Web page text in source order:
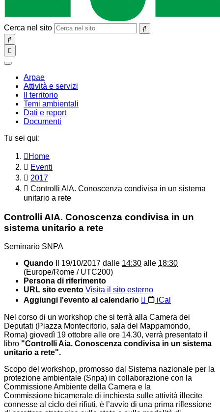
Cerca nel sito
SEARCH
Toggle
navigation
chiudi
Arpae
Attività e servizi
Il territorio
Temi ambientali
Dati e report
Documenti
Tu sei qui:
Home
Eventi
2017
Controlli AIA. Conoscenza condivisa in un sistema
unitario a rete
Controlli AIA. Conoscenza condivisa in un
sistema unitario a rete
Seminario SNPA
Quando
19/10/2017 dalle 14:30 alle 18:30
(Europe/Rome / UTC200)
Persona di riferimento
URL sito evento Visita il sito esterno
Aggiungi l'evento al calendario
iCal
Nel corso di un workshop che si terrà alla Camera dei
Deputati (Piazza Montecitorio, sala del Mappamondo,
Roma) giovedì 19 ottobre alle ore 14.30, verrà presentato il
libro "Controlli Aia. Conoscenza condivisa in un sistema
unitario a rete".
Scopo del workshop, promosso dal Sistema nazionale per la
protezione ambientale (Snpa) in collaborazione con la
Commissione Ambiente della Camera e la
Commissione bicamerale di inchiesta sulle attività illecite
connesse al ciclo dei rifiuti, è l’avvio di una prima riflessione